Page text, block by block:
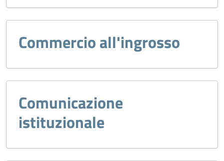
Commercio all'ingrosso
Comunicazione
istituzionale